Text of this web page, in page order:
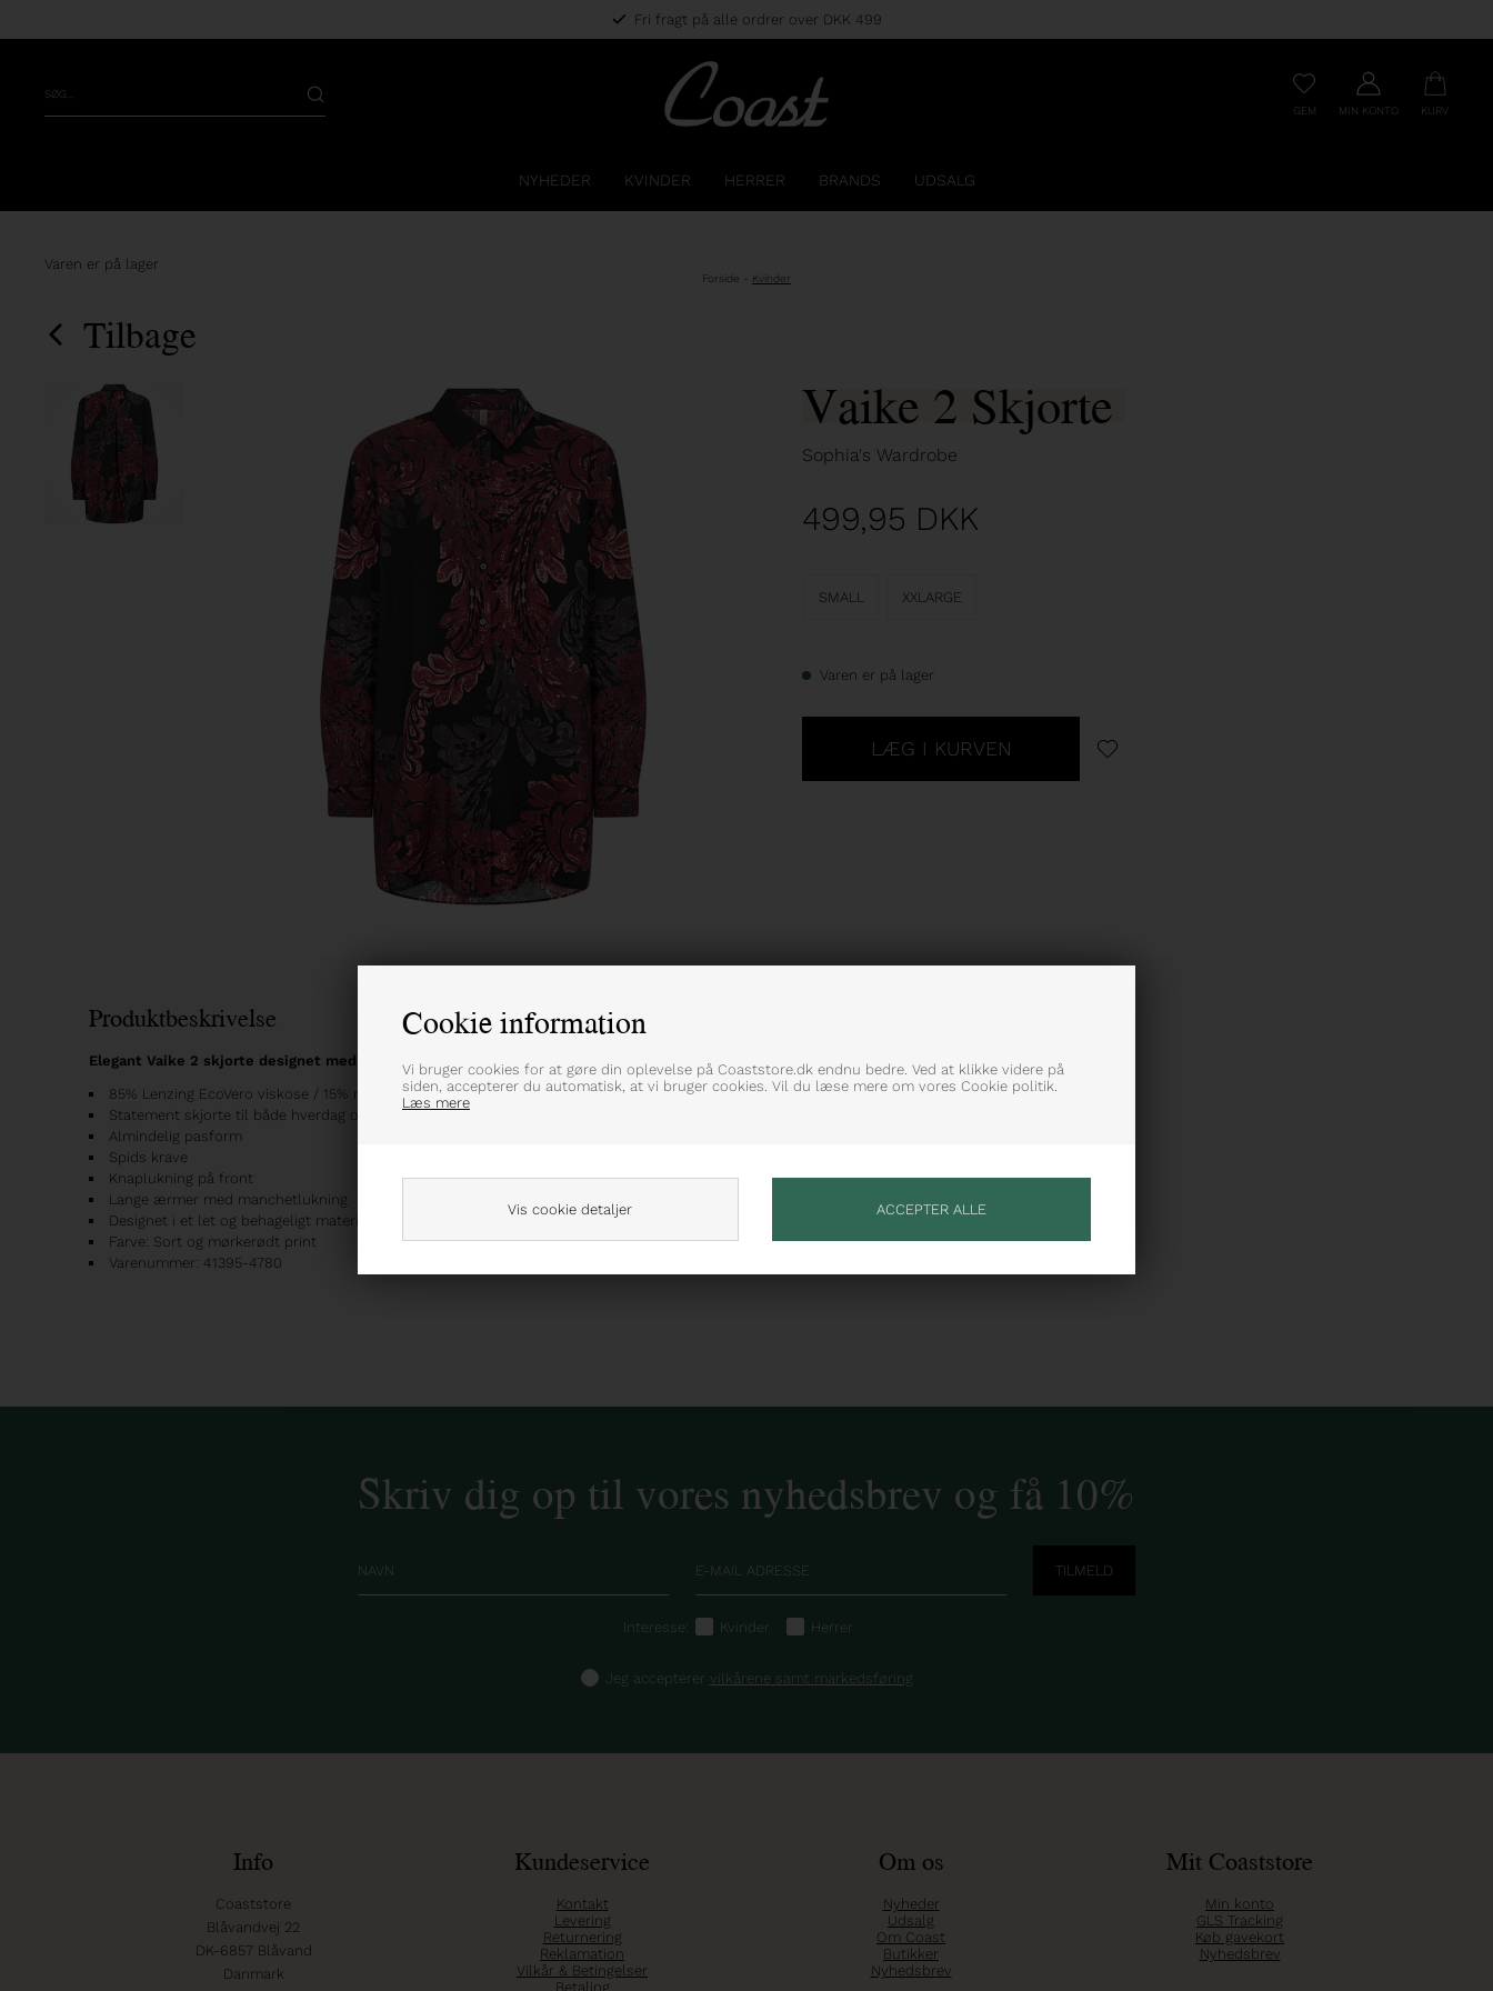
Cookie information
Vi bruger cookies for at gøre din oplevelse på Coaststore.dk endnu bedre. Ved at klikke videre på
siden, accepterer du automatisk, at vi bruger cookies. Vil du læse mere om vores Cookie politik.
Læs mere
Vis cookie detaljer
Fri fragt på alle ordrer over DKK 499
GEM MIN KONTO KURV
NYHEDER KVINDER HERRER BRANDS UDSALG
Varen er på lager
Forside - Kvinder
Tilbage
Vaike 2 Skjorte
Sophia's Wardrobe
499,95 DKK
SMALL XXLARGE
Varen er på lager
Produktbeskrivelse
Elegant Vaike 2 skjorte designet med et overdådigt blomsterprint i fine efterårsfarver
85% Lenzing EcoVero viskose / 15% nylon
Statement skjorte til både hverdag og pæne anledninger
Almindelig pasform
Spids krave
Knaplukning på front
Lange ærmer med manchetlukning
Designet i et let og behageligt materiale
Farve: Sort og mørkerødt print
Varenummer: 41395-4780
Skriv dig op til vores nyhedsbrev og få 10%
Interesse: Kvinder Herrer
Jeg accepterer vilkårene samt markedsføring
Info
Coaststore
Blåvandvej 22
DK-6857 Blåvand
Danmark
Kundeservice
Kontakt
Levering
Returnering
Reklamation
Vilkår & Betingelser
Betaling
Om os
Nyheder
Udsalg
Om Coast
Butikker
Nyhedsbrev
Mit Coaststore
Min konto
GLS Tracking
Køb gavekort
Nyhedsbrev